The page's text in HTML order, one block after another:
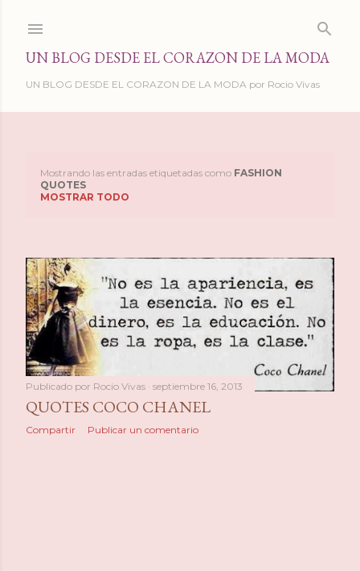
UN BLOG DESDE EL CORAZON DE LA MODA
UN BLOG DESDE EL CORAZON DE LA MODA por Rocio Vivas
t
r
a
d
a
s
Mostrando las entradas etiquetadas como FASHION
QUOTES
MOSTRAR TODO
Publicado por Rocio Vivas septiembre 16, 2013
QUOTES COCO CHANEL
Compartir Publicar un comentario